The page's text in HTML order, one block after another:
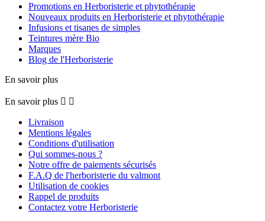
Promotions en Herboristerie et phytothérapie
Nouveaux produits en Herboristerie et phytothérapie
Infusions et tisanes de simples
Teintures mère Bio
Marques
Blog de l'Herboristerie
En savoir plus
En savoir plus  
Livraison
Mentions légales
Conditions d'utilisation
Qui sommes-nous ?
Notre offre de paiements sécurisés
F.A.Q de l'herboristerie du valmont
Utilisation de cookies
Rappel de produits
Contactez votre Herboristerie